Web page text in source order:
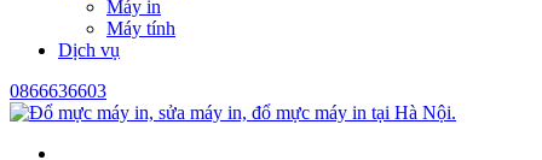
Máy in
Máy tính
Dịch vụ
0866636603